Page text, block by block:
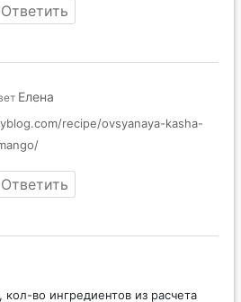
Ответить
Елена
recipe/ovsyanaya-kasha-
Ответить
во ингредиентов из расчета